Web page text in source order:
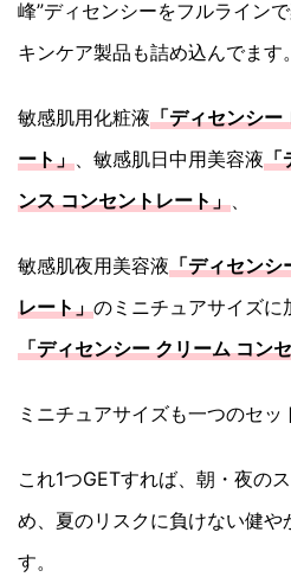
峰”ディセンシーをフルライン
キンケア製品も詰め込んでます。
敏感肌用化粧液「ディセンシー
ート」 、敏感肌日中用美容液「
ンス コンセントレート」
敏感肌夜用美容液「ディセンシ
レート」のミニチュアサイズに
「ディセンシー クリーム コン
ミニチュアサイズも一つのセッ
これ1つGETすれば、朝・夜の
め、夏のリスクに負けない健や
す。